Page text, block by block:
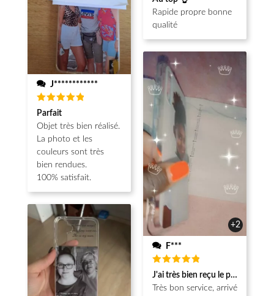
J************
Note5
sur 5
Parfait
Objet très bien réalisé.
La photo et les
couleurs sont très
bien rendues.
100% satisfait.
sur 5
Rapide propre bonne
qualité
+2
F***
Note5
sur 5
J'ai très bien reçu le produit.
Très bon service, arrivé